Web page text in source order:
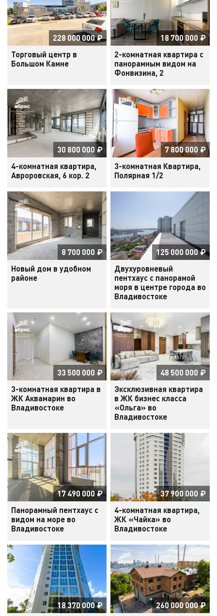
228 000 000₽
Торговый центр в
Большом Камне
18 700 000 ₽
2-комнатная квартира с
панорамным видом на
Фонвизина, 2
30 800 000 ₽
4-комнатная квартира,
Авроровская, 6 кор. 2
7 800 000 ₽
3-комнатная Квартира,
Полярная 1/2
8 700 000 ₽
Новый дом в удобном
районе
125 000 000₽
Двухуровневый
пентхаус с панорамой
моря в центре города во
Владивостоке
33 500 000 ₽
3-комнатная квартира в
ЖК Аквамарин во
Владивостоке
48 500 000 ₽
Эксклюзивная квартира
в ЖК бизнес класса
«Ольга» во
Владивостоке
17 490 000₽
Панорамный пентхаус с
видом на море во
Владивостоке
37 900 000 ₽
4-комнатная квартира,
ЖК «Чайка» во
Владивостоке
18 370 000₽
260 000 000₽